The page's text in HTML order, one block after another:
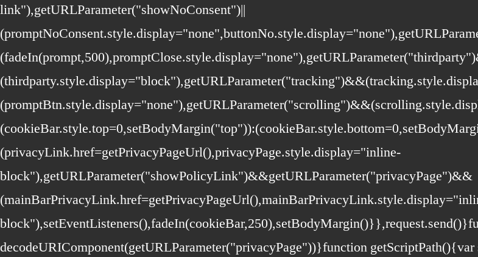
link"),getURLParameter("showNoConsent")||
(privacyLink.href=getPrivacyPageUrl(),privacyPage.style.display="inline-
block"),getURLParameter("showPolicyLink")&&getURLParameter("privacyPage")&&
decodeURIComponent(getURLParameter("privacyPage"))}function